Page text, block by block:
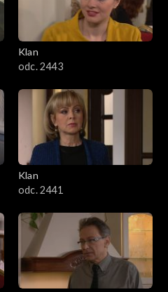
Klan
odc. 2443
Klan
odc. 2441